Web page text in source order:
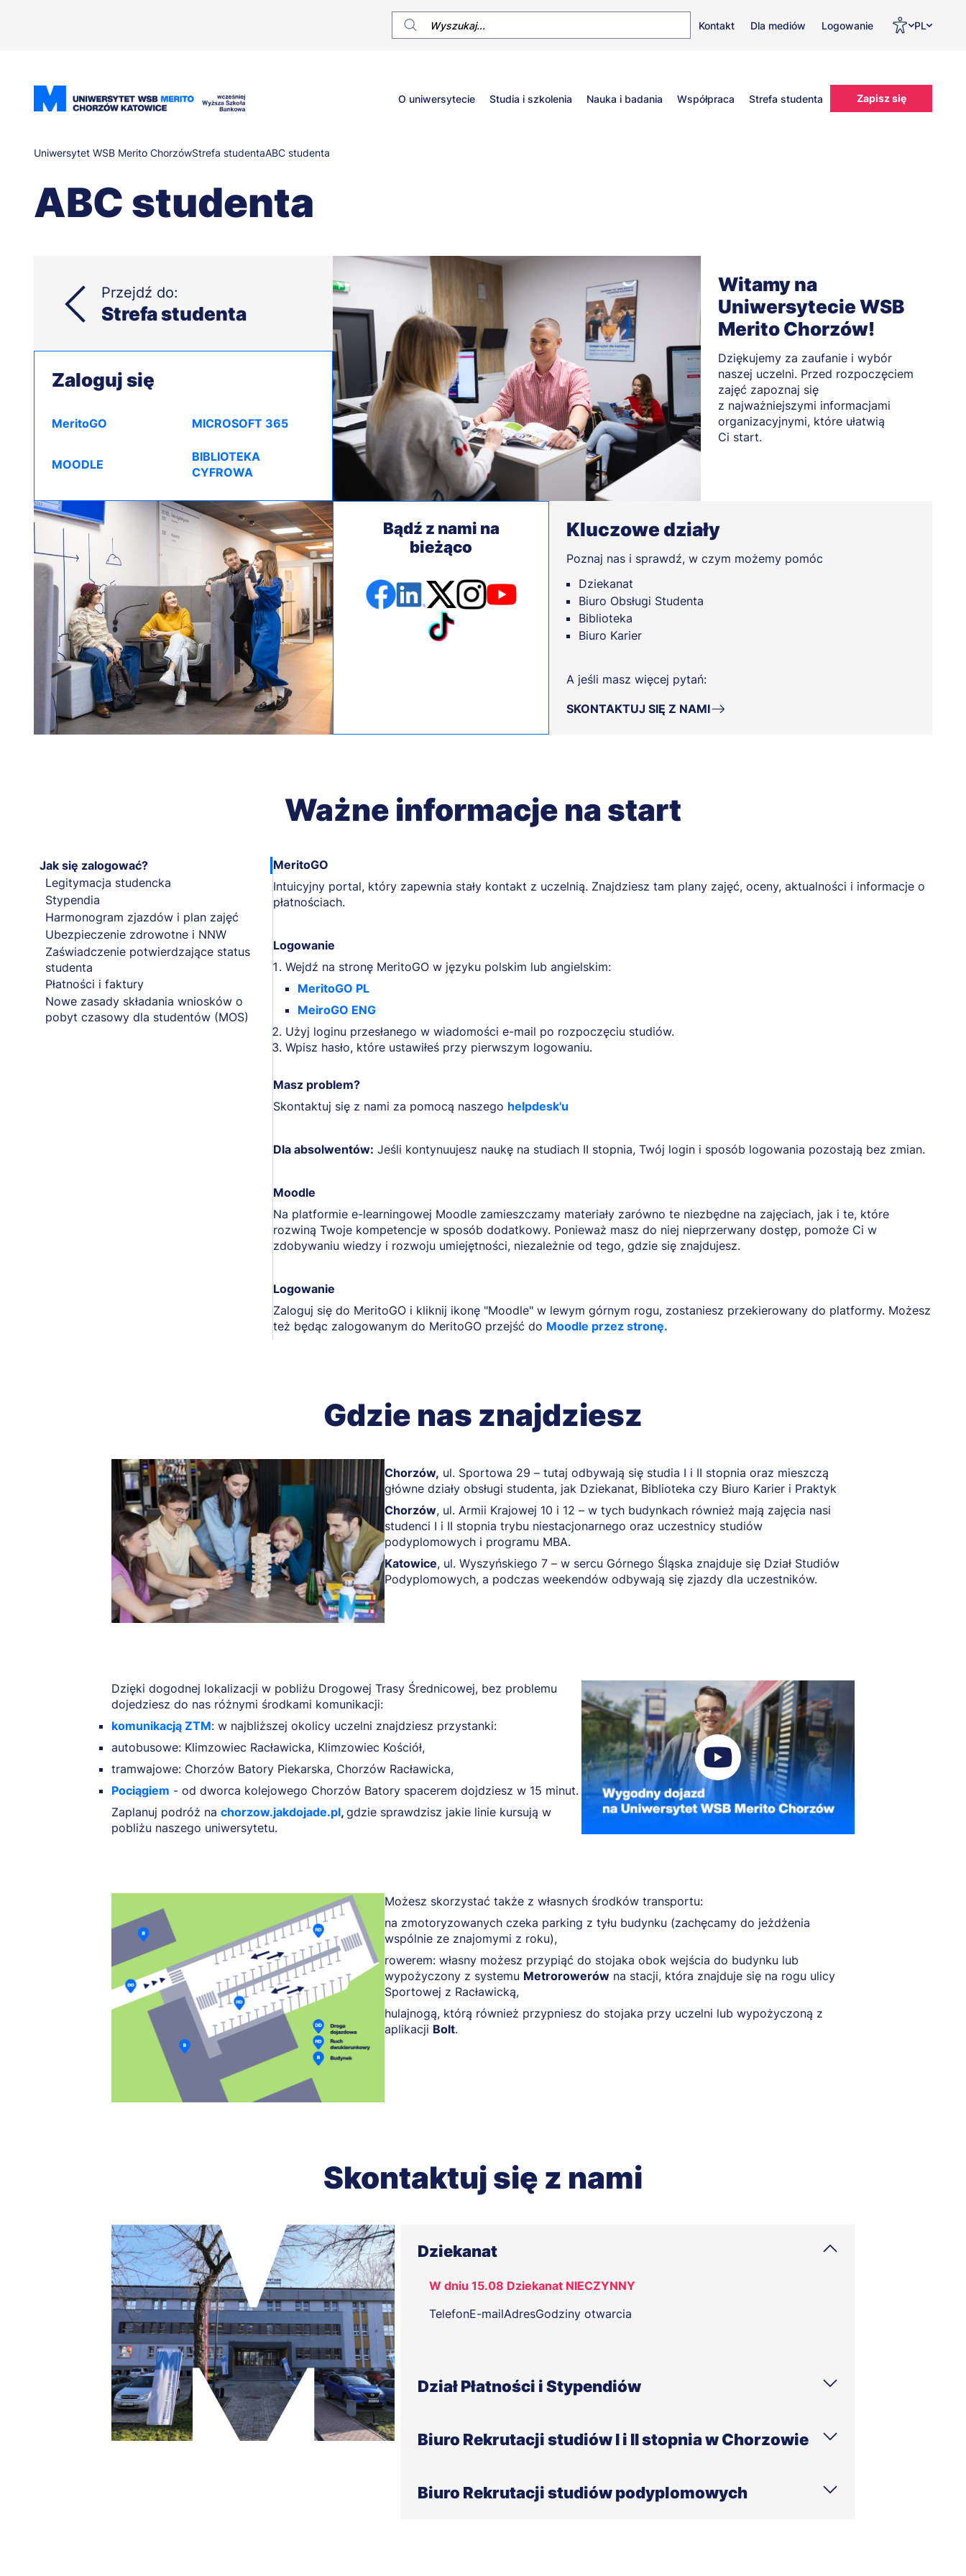
Top
Kontakt Dla mediów Logowanie PL
Główne
O uniwersytecie Studia i szkolenia Nauka i badania Współpraca Strefa studenta Zapisz się
Ścieżka
nawigacyjna
Uniwersytet WSB Merito ChorzówStrefa studentaABC studenta
ABC studenta
Przejdź do:
Strefa studenta
Zaloguj się
MeritoGO MICROSOFT 365
MOODLE
BIBLIOTEKA
CYFROWA
Witamy na
Uniwersytecie WSB
Merito Chorzów!
Dziękujemy za zaufanie i wybór
naszej uczelni. Przed rozpoczęciem
zajęć zapoznaj się
z najważniejszymi informacjami
organizacyjnymi, które ułatwią
Ci start.
Bądź z nami na
bieżąco
Kluczowe działy
Poznaj nas i sprawdź, w czym możemy pomóc
Dziekanat
Biuro Obsługi Studenta
Biblioteka
Biuro Karier
A jeśli masz więcej pytań:
SKONTAKTUJ SIĘ Z NAMI
Ważne informacje na start
Jak się zalogować?
Legitymacja studencka
Stypendia
Harmonogram zjazdów i plan zajęć
Ubezpieczenie zdrowotne i NNW
Zaświadczenie potwierdzające status
studenta
Płatności i faktury
Nowe zasady składania wniosków o
pobyt czasowy dla studentów (MOS)
MeritoGO
Intuicyjny portal, który zapewnia stały kontakt z uczelnią. Znajdziesz tam plany zajęć, oceny, aktualności i informacje o
płatnościach.
Logowanie
Wejdź na stronę MeritoGO w języku polskim lub angielskim:
MeritoGO PL
MeiroGO ENG
Użyj loginu przesłanego w wiadomości e-mail po rozpoczęciu studiów.
Wpisz hasło, które ustawiłeś przy pierwszym logowaniu.
Masz problem?
Skontaktuj się z nami za pomocą naszego helpdesk'u
Dla absolwentów: Jeśli kontynuujesz naukę na studiach II stopnia, Twój login i sposób logowania pozostają bez zmian.
Moodle
Na platformie e-learningowej Moodle zamieszczamy materiały zarówno te niezbędne na zajęciach, jak i te, które
rozwiną Twoje kompetencje w sposób dodatkowy. Ponieważ masz do niej nieprzerwany dostęp, pomoże Ci w
zdobywaniu wiedzy i rozwoju umiejętności, niezależnie od tego, gdzie się znajdujesz.
Logowanie
Zaloguj się do MeritoGO i kliknij ikonę "Moodle" w lewym górnym rogu, zostaniesz przekierowany do platformy. Możesz
też będąc zalogowanym do MeritoGO przejść do Moodle przez stronę.
Gdzie nas znajdziesz
Chorzów, ul. Sportowa 29 – tutaj odbywają się studia I i II stopnia oraz mieszczą
główne działy obsługi studenta, jak Dziekanat, Biblioteka czy Biuro Karier i Praktyk
Chorzów, ul. Armii Krajowej 10 i 12 – w tych budynkach również mają zajęcia nasi
studenci I i II stopnia trybu niestacjonarnego oraz uczestnicy studiów
podyplomowych i programu MBA.
Katowice, ul. Wyszyńskiego 7 – w sercu Górnego Śląska znajduje się Dział Studiów
Podyplomowych, a podczas weekendów odbywają się zjazdy dla uczestników.
Dzięki dogodnej lokalizacji w pobliżu Drogowej Trasy Średnicowej, bez problemu
dojedziesz do nas różnymi środkami komunikacji:
komunikacją ZTM: w najbliższej okolicy uczelni znajdziesz przystanki:
autobusowe: Klimzowiec Racławicka, Klimzowiec Kościół,
tramwajowe: Chorzów Batory Piekarska, Chorzów Racławicka,
Pociągiem - od dworca kolejowego Chorzów Batory spacerem dojdziesz w 15 minut.
Zaplanuj podróż na chorzow.jakdojade.pl, gdzie sprawdzisz jakie linie kursują w
pobliżu naszego uniwersytetu.
Możesz skorzystać także z własnych środków transportu:
na zmotoryzowanych czeka parking z tyłu budynku (zachęcamy do jeżdżenia
wspólnie ze znajomymi z roku),
rowerem: własny możesz przypiąć do stojaka obok wejścia do budynku lub
wypożyczony z systemu Metrorowerów na stacji, która znajduje się na rogu ulicy
Sportowej z Racławicką,
hulajnogą, którą również przypniesz do stojaka przy uczelni lub wypożyczoną z
aplikacji Bolt.
Skontaktuj się z nami
Dziekanat
W dniu 15.08 Dziekanat NIECZYNNY
TelefonE-mailAdresGodziny otwarcia
Dział Płatności i Stypendiów
TelefonE-mailAdresGodziny otwarcia
Biuro Rekrutacji studiów I i II stopnia w Chorzowie
Biuro Rekrutacji studiów podyplomowych